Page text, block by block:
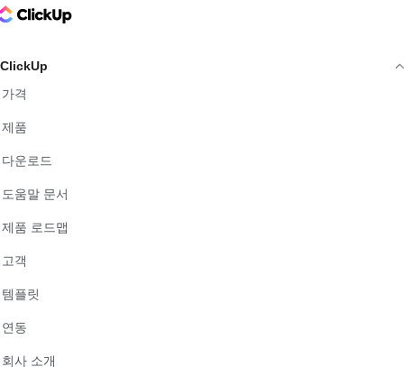
Logo
ClickUp
가격
제품
다운로드
도움말 문서
제품 로드맵
고객
템플릿
연동
회사 소개